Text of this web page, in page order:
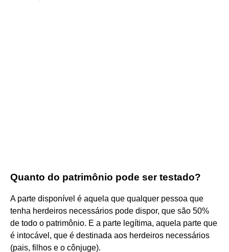
Quanto do patrimônio pode ser testado?
A parte disponível é aquela que qualquer pessoa que
tenha herdeiros necessários pode dispor, que são 50%
de todo o patrimônio. E a parte legítima, aquela parte que
é intocável, que é destinada aos herdeiros necessários
(pais, filhos e o cônjuge).